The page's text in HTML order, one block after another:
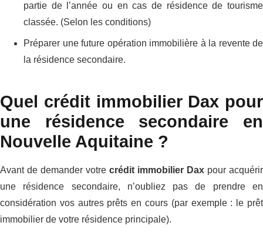
partie de l’année ou en cas de résidence de tourisme
classée. (Selon les conditions)
Préparer une future opération immobilière à la revente de
la résidence secondaire.
Quel crédit immobilier Dax pour
une résidence secondaire en
Nouvelle Aquitaine ?
Avant de demander votre crédit immobilier Dax pour acquérir
une résidence secondaire, n’oubliez pas de prendre en
considération vos autres prêts en cours (par exemple : le prêt
immobilier de votre résidence principale).